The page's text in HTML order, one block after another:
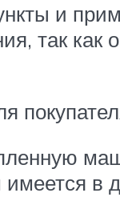
и
так как
в